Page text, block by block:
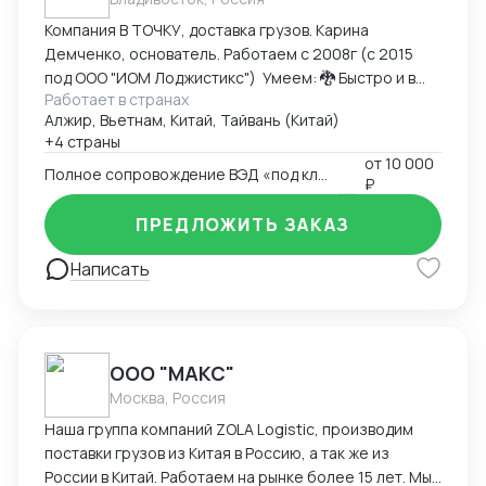
Компания В ТОЧКУ, доставка грузов. Карина
Демченко, основатель. Работаем с 2008г (с 2015
под ООО "ИОМ Лоджистикс") Умеем: 🐉 Быстро и в
срок телепортировать товары на ваш склад из
любой точки мира. Но предпочитаем из Китая,
Кореи, Тайланда, Индии. 🐉 Быстро находить и
выкупать товары для вас в этих странах, решать
вопросы с платежами. 🐉 Сильно любим
авиадоставку по сборным грузам и предпочитаем
фуры и контейнера при авто и жд маршрутах 🐉
легко отгружаем фуры напрямую из Китая в Мск, а
Камчатка) по локальному времени, т.к. есть офис во
Влд 🐉 Организуем таможенную очистку, транзит,
постановку на жд. Любим сильно ваши запросы и
быстро на них отвечать 🌟🧚🏻‍♀️
Работает в странах
Алжир, Вьетнам, Китай, Тайвань (Китай)
+4 страны
от10 000
₽
Написать
ПРЕДЛОЖИТЬ ЗАКАЗ
ООО "МАКС"
Москва, Россия
Наша группа компаний ZOLA Logistic, производим
поставки грузов из Китая в Россию, а так же из
России в Китай. Работаем на рынке более 15 лет. Мы